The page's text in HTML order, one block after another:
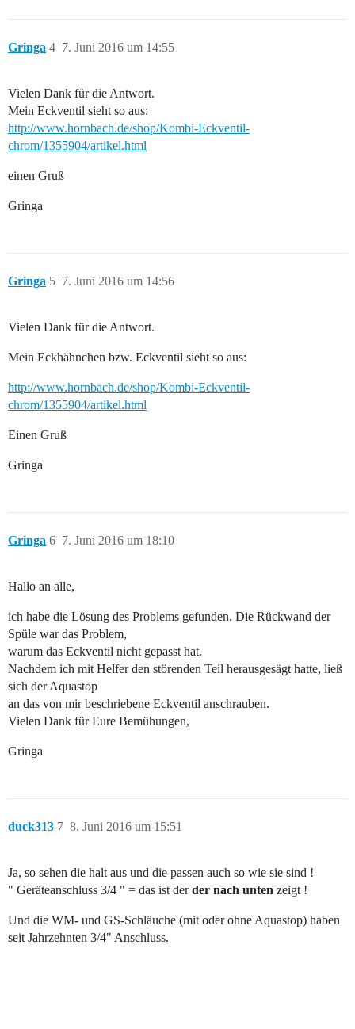
Gringa 7. Juni 2016 um 14:55
4
Vielen Dank für die Antwort.
Mein Eckventil sieht so aus:
http://www.hornbach.de/shop/Kombi-Eckventil-
chrom/1355904/artikel.html
einen Gruß
Gringa
Gringa 7. Juni 2016 um 14:56
5
Vielen Dank für die Antwort.
Mein Eckhähnchen bzw. Eckventil sieht so aus:
http://www.hornbach.de/shop/Kombi-Eckventil-
chrom/1355904/artikel.html
Einen Gruß
Gringa
Gringa 7. Juni 2016 um 18:10
6
Hallo an alle,
ich habe die Lösung des Problems gefunden. Die Rückwand der
Spüle war das Problem,
warum das Eckventil nicht gepasst hat.
Nachdem ich mit Helfer den störenden Teil herausgesägt hatte, ließ
sich der Aquastop
an das von mir beschriebene Eckventil anschrauben.
Vielen Dank für Eure Bemühungen,
Gringa
duck313 8. Juni 2016 um 15:51
7
Ja, so sehen die halt aus und die passen auch so wie sie sind !
" Geräteanschluss 3/4 " = das ist derder nach unten zeigt !
Und die WM- und GS-Schläuche (mit oder ohne Aquastop) haben
seit Jahrzehnten 3/4" Anschluss.